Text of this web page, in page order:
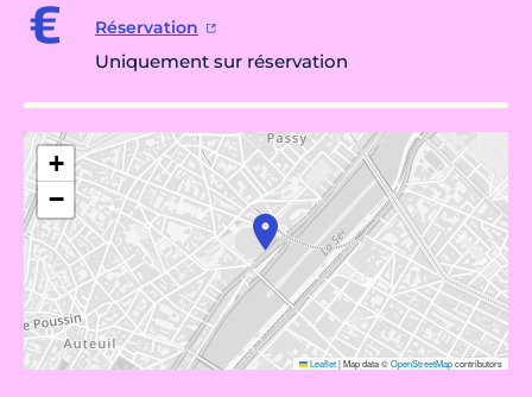
Réservation
Uniquement sur réservation
+
−
Leaflet|Map data ©OpenStreetMapcontributors